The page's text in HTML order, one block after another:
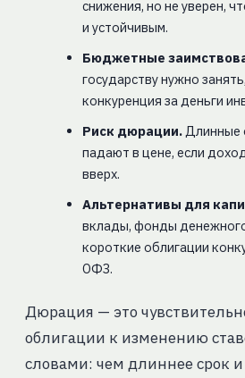
снижения, но не уверен,
и устойчивым.
Бюджетные
государству нужно
конкуренция за деньги
Риск дюрации.Длинные
падают в цене, если
вверх.
Альтернативы для
вклады, фонды
короткие облигации
ОФЗ.
Дюрация — это
облигации к изменению
словами: чем длиннее срок